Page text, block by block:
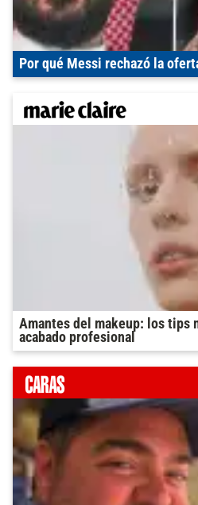
Por qué Messi rechazó la
Amantes del makeup: los tips
acabado profesional